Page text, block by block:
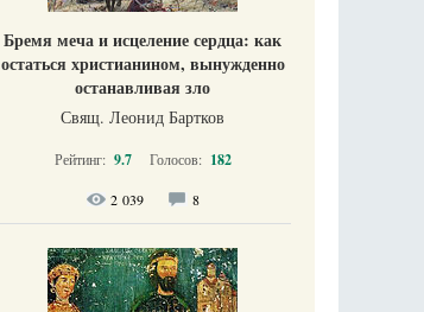
Бремя меча и исцеление сердца: как
остаться христианином, вынужденно
останавливая зло
Свящ. Леонид Бартков
Рейтинг: 9.7 Голосов: 182
2 039 8